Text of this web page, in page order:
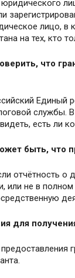
лицо, в
на тех, кто
что
Единый
службы.
есть ли
быть, что
отчётность о
или не в
для